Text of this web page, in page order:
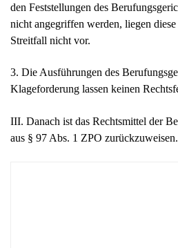
den Feststellungen des
nicht angegriffen werden, liegen
Streitfall nicht vor.
3. Die Ausführungen des
Klageforderung lassen keinen
III. Danach ist das Rechtsmittel der
aus § 97 Abs. 1 ZPO zurückzuweisen.